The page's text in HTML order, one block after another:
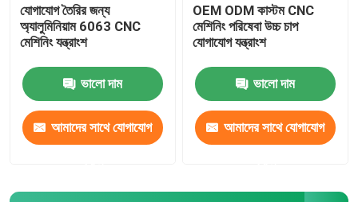
যোগাযোগ তৈরির জন্য
অ্যালুমিনিয়াম 6063 CNC
মেশিনিং যন্ত্রাংশ
ভালো দাম
আমাদের সাথে যোগাযোগ
OEM ODM কাস্টম CNC
মেশিনিং পরিষেবা উচ্চ চাপ
যোগাযোগ যন্ত্রাংশ
ভালো দাম
আমাদের সাথে যোগাযোগ